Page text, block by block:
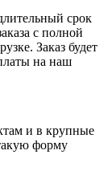
срок
с полной
Заказ будет
на наш
и в крупные
форму